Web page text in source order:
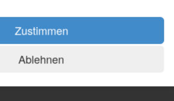
Zustimmen
Ablehnen
Prüfstandplanung
Projektmanagement und in der
Prüfständen
CS) und Grundlagen der Disposition
und Englisch sicher in Wort und Schrift